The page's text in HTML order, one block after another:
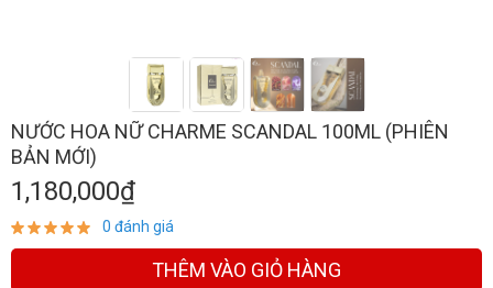
NƯỚC HOA NỮ CHARME SCANDAL 100ML (PHIÊN
BẢN MỚI)
1,180,000₫
0 đánh giá
THÊM VÀO GIỎ HÀNG